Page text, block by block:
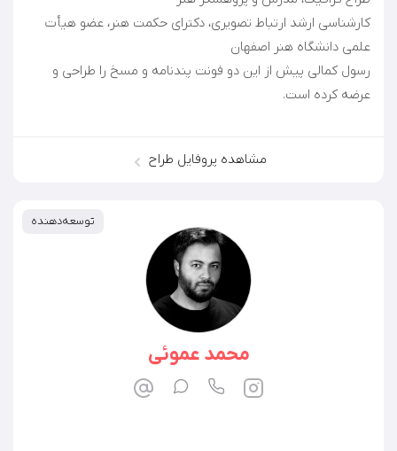
کارشناسی ارشد ارتباط تصویری، دکترای حکمت هنر، عضو هیأت
رسول کمالی پیش از این دو فونت پندنامه و مسخ را طراحی و
عرضه کرده است.
مشاهده پروفایل طراح
توسعه‌دهنده
محمد عموئی